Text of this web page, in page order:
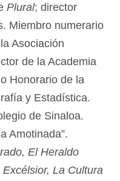
Plural; director
Miembro numerario
Asociación
de la Academia
Honorario de la
y Estadística.
de Sinaloa.
Amotinada”.
El Heraldo
La Cultura